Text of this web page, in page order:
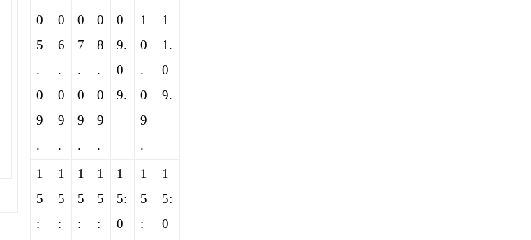
0
5
.
0
9
.
0
6
.
0
9
.
0
7
.
0
9
.
0
8
.
0
9
.
0
9.
0
9.
1
0
.
0
9
.
1
1.
0
9.
1
5
:
1
5
:
1
5
:
1
5
:
1
5:
0
1
5
:
1
5:
0